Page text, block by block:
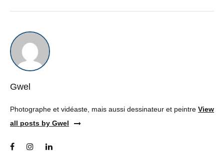
Gwel
Photographe et vidéaste, mais aussi dessinateur et peintre View
all posts by Gwel